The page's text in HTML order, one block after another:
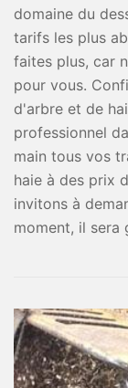
domaine du
tarifs les plus
faites plus, car
pour vous.
d'arbre et de
professionnel
main tous vos
haie à des prix
invitons à
moment, il sera